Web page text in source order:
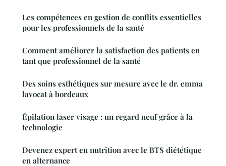
Les compétences en gestion de conflits essentielles
pour les professionnels de la santé
Comment améliorer la satisfaction des patients en
tant que professionnel de la santé
Des soins esthétiques sur mesure avec le dr. emma
lavocat à bordeaux
Épilation laser visage : un regard neuf grâce à la
technologie
Devenez expert en nutrition avec le BTS diététique
en alternance